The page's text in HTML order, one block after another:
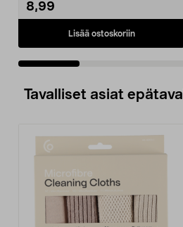
8,99
Lisää ostoskoriin
Tavalliset asiat